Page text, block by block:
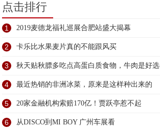
点击排行
1 2019麦德龙福礼巡展合肥站盛大揭幕
2 卡乐比水果麦片真的不能跟风买
3 秋天贴秋膘多吃点高蛋白质食物，牛肉是好选
4 最近热销的非洲冰菜，原来是这样种出来的
5 20家金融机构索赔170亿！贾跃亭惹不起
6 ​从DISCO到MI BOY 广州车展看